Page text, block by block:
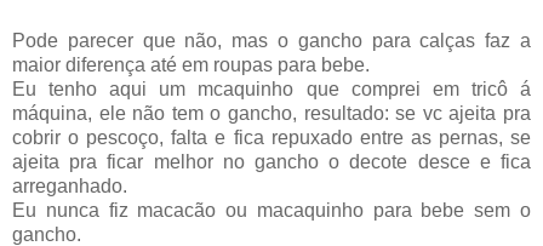
Pode parecer que não, mas o gancho para calças faz a
maior diferença até em roupas para bebe.
Eu tenho aqui um mcaquinho que comprei em tricô á
máquina, ele não tem o gancho, resultado: se vc ajeita pra
cobrir o pescoço, falta e fica repuxado entre as pernas, se
ajeita pra ficar melhor no gancho o decote desce e fica
arreganhado.
Eu nunca fiz macacão ou macaquinho para bebe sem o
gancho.